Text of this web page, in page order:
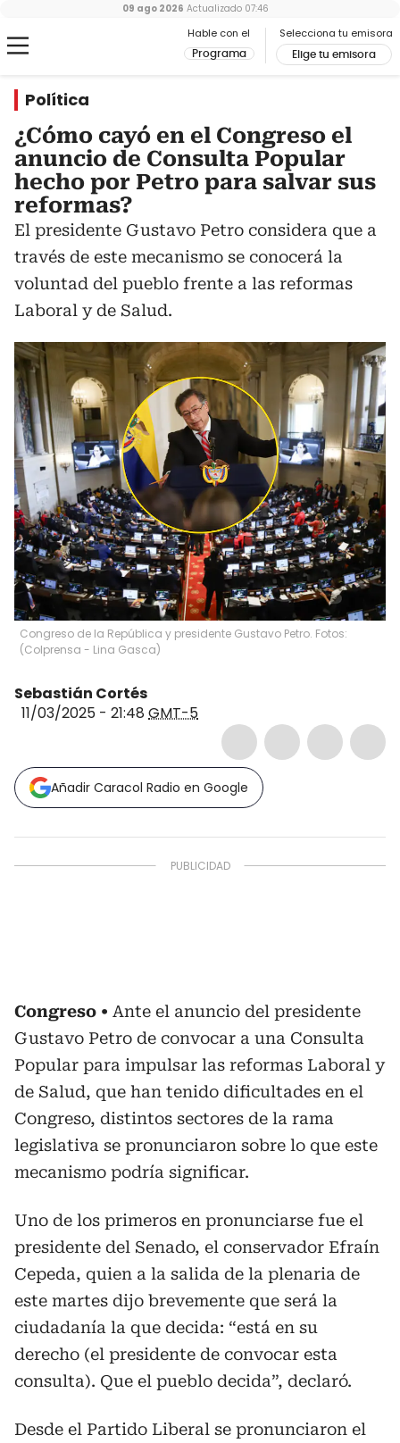
Hable con el
Programa
Selecciona tu emisora
Elige tu emisora
09 ago 2026 Actualizado 07:46
Política
¿Cómo cayó en el Congreso el
anuncio de Consulta Popular
hecho por Petro para salvar sus
reformas?
El presidente Gustavo Petro considera que a
través de este mecanismo se conocerá la
voluntad del pueblo frente a las reformas
Laboral y de Salud.
Congreso de la República y presidente Gustavo Petro. Fotos:
(Colprensa - Lina Gasca)
Sebastián Cortés
11/03/2025 - 21:48 GMT-5
Añadir Caracol Radio en Google
Congreso
Ante el anuncio del presidente
Gustavo Petro de convocar a una Consulta
Popular para impulsar las reformas Laboral y
de Salud, que han tenido dificultades en el
Congreso, distintos sectores de la rama
legislativa se pronunciaron sobre lo que este
mecanismo podría significar.
Uno de los primeros en pronunciarse fue el
presidente del Senado, el conservador Efraín
Cepeda, quien a la salida de la plenaria de
este martes dijo brevemente que será la
ciudadanía la que decida: “está en su
derecho (el presidente de convocar esta
consulta). Que el pueblo decida”, declaró.
Desde el Partido Liberal se pronunciaron el